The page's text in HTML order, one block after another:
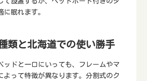
に眠れます。
類と北海道での使い勝手
ッドと一口にいっても、フレームやマ
よって特徴が異なります。分割式のク